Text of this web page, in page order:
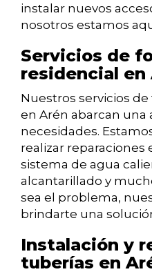
instalar nuevos
nosotros estamos
Servicios de
residencial en
Nuestros servicios
en Arén abarcan una
necesidades.
realizar reparaciones
sistema de agua
alcantarillado y
sea el problema,
brindarte una
Instalación y
tuberías en